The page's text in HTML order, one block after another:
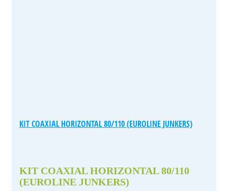
KIT COAXIAL HORIZONTAL 80/110 (EUROLINE JUNKERS)
KIT COAXIAL HORIZONTAL 80/110
(EUROLINE JUNKERS)